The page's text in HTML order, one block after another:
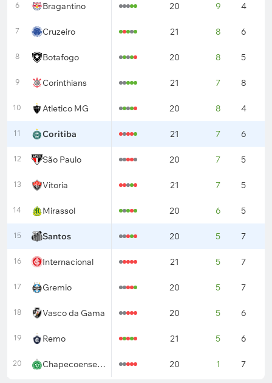
6 Bragantino 20 9 4
7 Cruzeiro 21 8 6
8 Botafogo 20 8 5
9 Corinthians 21 7 8
10 Atletico MG 20 8 4
11 Coritiba 21 7 6
12 São Paulo 20 7 5
13 Vitoria 21 7 5
14 Mirassol 20 6 5
15 Santos 20 5 7
16 Internacional 21 5 7
17 Gremio 20 5 7
18 Vasco da Gama 20 5 6
19 Remo 21 5 6
20 Chapecoense AF 20 1 7